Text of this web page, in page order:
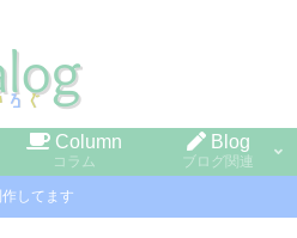
Column
コラム
Blog
ブログ関連
してます